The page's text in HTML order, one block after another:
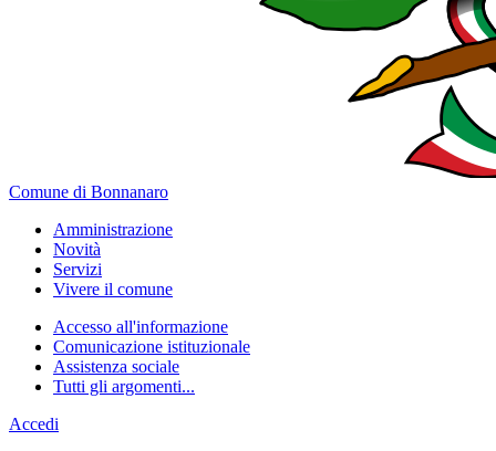
Comune di Bonnanaro
Amministrazione
Novità
Servizi
Vivere il comune
Accesso all'informazione
Comunicazione istituzionale
Assistenza sociale
Tutti gli argomenti...
Accedi